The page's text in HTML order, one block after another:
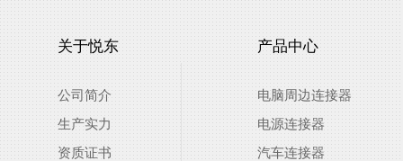
关于悦东
公司简介
生产实力
资质证书
产品中心
电脑周边连接器
电源连接器
汽车连接器